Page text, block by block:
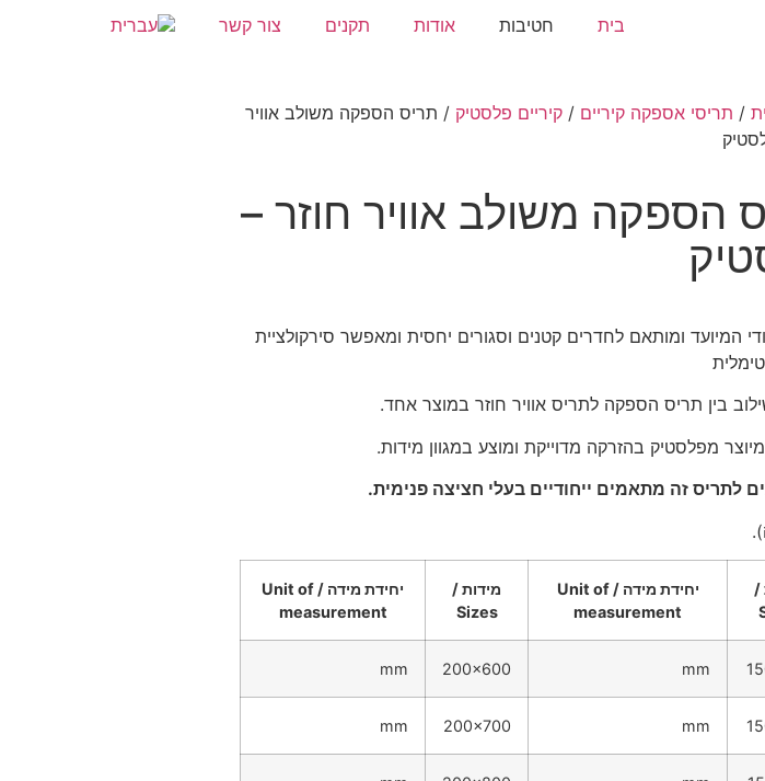
בית חטיבות אודות תקנים צור קשר
/ תריסי אספקה קיריים / קיריים פלסטיק / תריס הספקה משולב אוויר
הספקה משולב אוויר חוזר –
המיועד ומותאם לחדרים קטנים וסגורים יחסית ומאפשר סירקולציית
בין תריס הספקה לתריס אוויר חוזר במוצר אחד.
מפלסטיק בהזרקה מדוייקת ומוצע במגוון מידות.
לתריס זה מתאמים ייחודיים בעלי חציצה פנימית.
/
יחידת מידה / Unit of
measurement
מידות /
Sizes
יחידת מידה / Unit of
measurement
mm
200x600
mm
mm
200x700
mm